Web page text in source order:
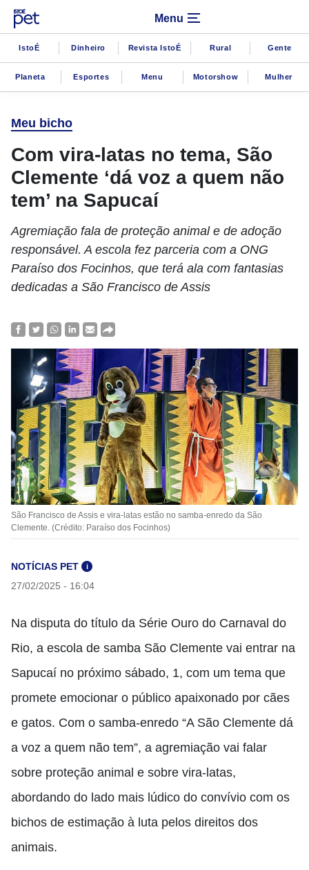
Menu
IstoÉ Dinheiro Revista IstoÉ Rural Gente
Planeta Esportes Menu Motorshow Mulher
Meu bicho
Com vira-latas no tema, São
Clemente ‘dá voz a quem não
tem’ na Sapucaí
Agremiação fala de proteção animal e de adoção
responsável. A escola fez parceria com a ONG
Paraíso dos Focinhos, que terá ala com fantasias
dedicadas a São Francisco de Assis
São Francisco de Assis e vira-latas estão no samba-enredo da São
Clemente. (Crédito: Paraíso dos Focinhos)
NOTÍCIAS PET i
27/02/2025 - 16:04
Na disputa do título da Série Ouro do Carnaval do
Rio, a escola de samba São Clemente vai entrar na
Sapucaí no próximo sábado, 1, com um tema que
promete emocionar o público apaixonado por cães
e gatos. Com o samba-enredo “A São Clemente dá
a voz a quem não tem”, a agremiação vai falar
sobre proteção animal e sobre vira-latas,
abordando do lado mais lúdico do convívio com os
bichos de estimação à luta pelos direitos dos
animais.